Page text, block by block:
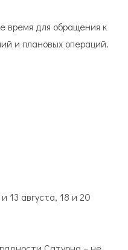
время для обращения к
и плановых операций.
13 августа, 18 и 20